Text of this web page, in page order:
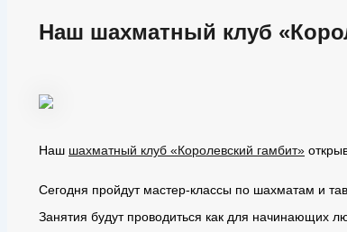
Наш шахматный клуб
Наш шахматный клуб «Королевский гамбит»
Сегодня пройдут мастер-классы по шахматам и
Занятия будут проводиться как для начинающих